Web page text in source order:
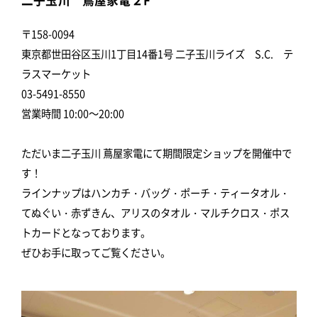
〒158-0094
東京都世田谷区玉川1丁目14番1号 二子玉川ライズ S.C. テ
ラスマーケット
03-5491-8550
営業時間 10:00～20:00
ただいま二子玉川 蔦屋家電にて期間限定ショップを開催中で
す！
ラインナップはハンカチ・バッグ・ポーチ・ティータオル・
てぬぐい・赤ずきん、アリスのタオル・マルチクロス・ポス
トカードとなっております。
ぜひお手に取ってご覧ください。